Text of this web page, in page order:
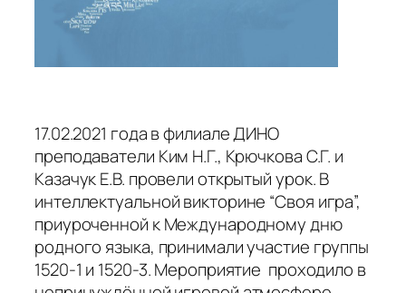
17.02.2021 года в филиале ДИНО
преподаватели Ким Н.Г., Крючкова С.Г. и
Казачук Е.В. провели открытый урок. В
интеллектуальной викторине “Своя игра”,
приуроченной к Международному дню
родного языка, принимали участие группы
1520-1 и 1520-3. Мероприятие проходило в